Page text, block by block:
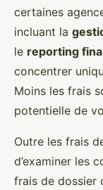
certaines
incluant la
le reporting
concentrer
Moins les frais
potentielle de
Outre les frais
d’examiner les
frais de dossier